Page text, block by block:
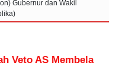
Gubernur dan Wakil
Veto AS Membela